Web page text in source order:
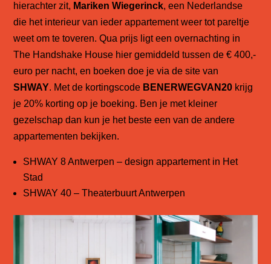
hierachter zit, Mariken Wiegerinck, een Nederlandse
die het interieur van ieder appartement weer tot pareltje
weet om te toveren. Qua prijs ligt een overnachting in
The Handshake House hier gemiddeld tussen de € 400,-
euro per nacht, en boeken doe je via de site van
SHWAY. Met de kortingscode BENERWEGVAN20 krijg
je 20% korting op je boeking. Ben je met kleiner
gezelschap dan kun je het beste een van de andere
appartementen bekijken.
SHWAY 8 Antwerpen – design appartement in Het
Stad
SHWAY 40 – Theaterbuurt Antwerpen